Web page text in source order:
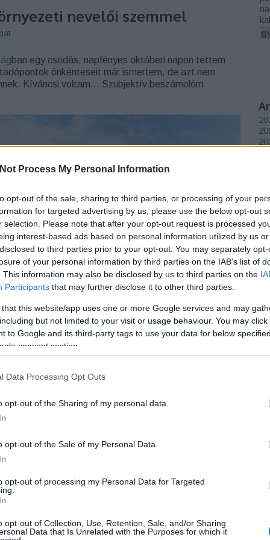
Process My Personal Information
opt-out of the sale, sharing to third parties, or processing of your
for targeted advertising by us, please use the below opt-out
selection. Please note that after your opt-out request is processed
interest-based ads based on personal information utilized by us
to third parties prior to your opt-out. You may separately
of your personal information by third parties on the IAB’s list of
This information may also be disclosed by us to third parties on the
Participants that may further disclose it to other third parties.
that this website/app uses one or more Google services and may
but not limited to your visit or usage behaviour. You may
to Google and its third-party tags to use your data for below
consent section.
Data Processing Opt Outs
opt-out of the Sharing of my personal data.
opt-out of the Sale of my Personal Data.
opt-out of processing my Personal Data for Targeted
opt-out of Collection, Use, Retention, Sale, and/or Sharing
Data that Is Unrelated with the Purposes for which it
nevelői szemmel
ban egy csodás, napfényes októberi napon tettem
önkénteseit már ismertem, de azt nem
Kíváncsi voltam... Szubjektív beszámolóm
TOVÁBB
0 Szólj hozzá!
szolidáris gazdálkodás